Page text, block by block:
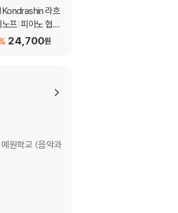
Kondrashin 라흐
노프: 피아노 협주
(Rachmaninof
24,700원
원학교 (음악과